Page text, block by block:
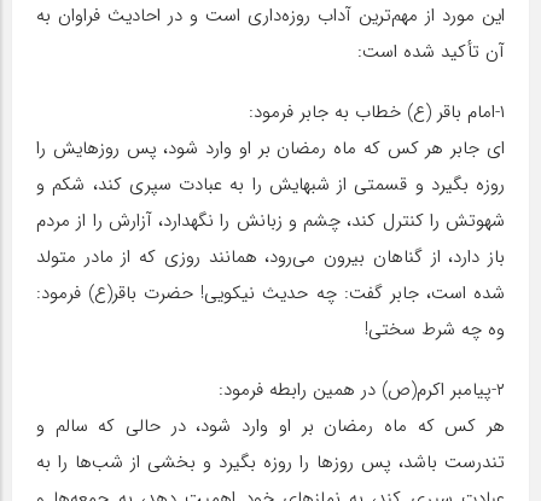
این مورد از مهم‌ترین آداب روزه‌داری است و در احادیث فراوان به
آن تأکید شده است:
۱-امام باقر (ع) خطاب به جابر فرمود:
ای جابر هر کس که ماه رمضان بر او وارد شود، پس روزهایش را
روزه بگیرد و قسمتی از شبهایش را به عبادت سپری کند، شکم و
شهوتش را کنترل کند، چشم و زبانش را نگهدارد، آزارش را از مردم
باز دارد، از گناهان بیرون می‌رود، همانند روزی که از مادر متولد
شده است، جابر گفت: چه حدیث نیکویی! حضرت باقر(ع) فرمود:
وه چه شرط سختی!
۲-پیامبر اکرم(ص) در همین رابطه فرمود:
هر کس که ماه رمضان بر او وارد شود، در حالی که سالم و
تندرست باشد، پس روزها را روزه بگیرد و بخشی از شب‌ها را به